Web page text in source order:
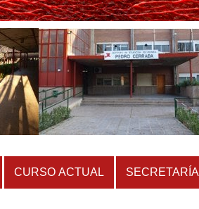
CURSO ACTUAL SECRETARÍA